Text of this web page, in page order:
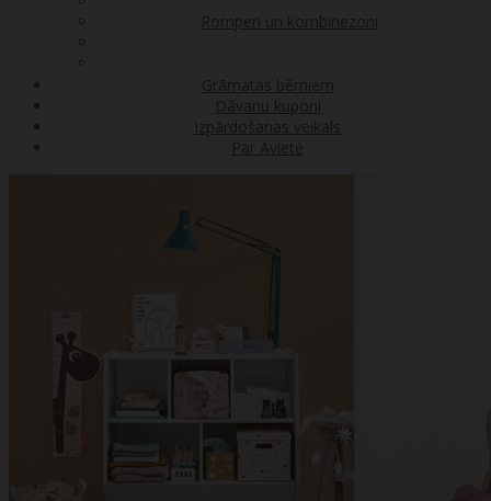
Romperi un kombinezoni
Grāmatas bērniem
Dāvanu kuponi
Izpārdošanas veikals
Par Avietė